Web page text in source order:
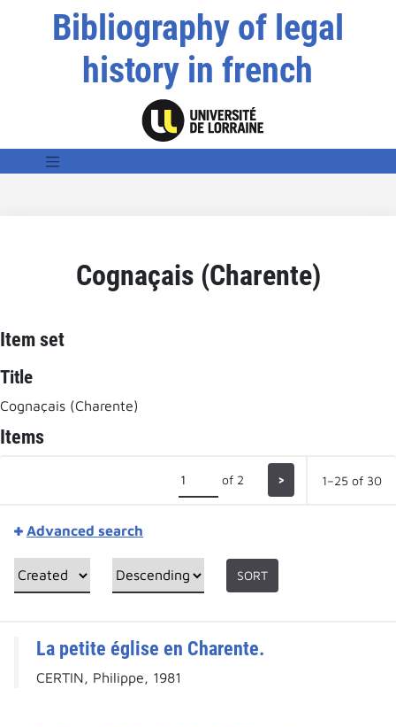
Bibliography of legal
history in french
Cognaçais (Charente)
Item set
Title
Cognaçais (Charente)
Items
of 2 > 1–25 of 30
Advanced search
SORT
La petite église en Charente.
CERTIN, Philippe, 1981